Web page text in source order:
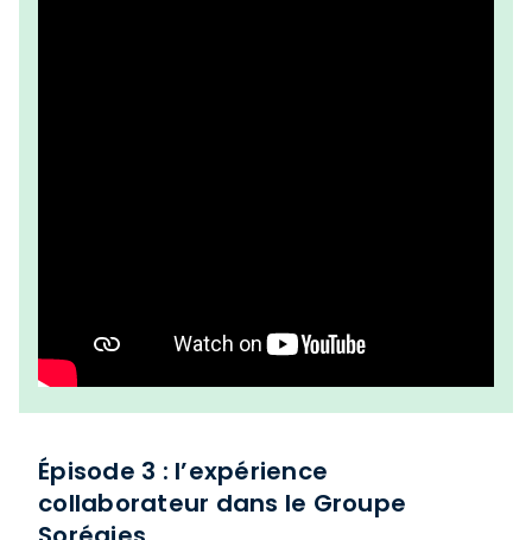
Épisode 3 : l’expérience
collaborateur dans le Groupe